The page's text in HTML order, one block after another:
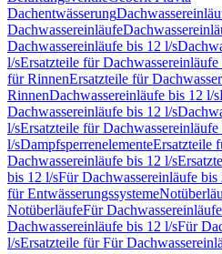
Dachentwässerung
Dachwassereinläufe
Dachwassereinläufe bis 12 l/s
l/sErsatzteile für
für RinnenErsatzteile für
RinnenDachwassereinläufe bis 12 l/s
Dachwassereinläufe bis 12 l/s
l/sErsatzteile für Dachwassereinläufe
l/sDampfsperrenelementeErsatzteile
Dachwassereinläufe bis 12 l/s
bis 12 l/sFür Dachwassereinläufe bis
für Entwässerungssysteme
NotüberläufeFür
Dachwassereinläufe bis 12 l/sFür
l/sErsatzteile für Für